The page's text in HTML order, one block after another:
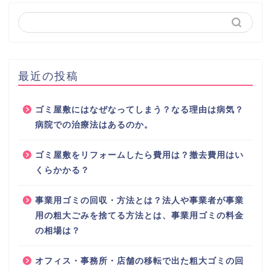
最近の投稿
ゴミ屋敷にはなぜなってしまう？なる理由は病気？
病院での治療法はあるのか。
ゴミ屋敷をリフォームしたら費用は？撤去費用はい
くらかかる？
事業用ゴミの回収・方法とは？法人や事業者が事業
用の粗大ごみを捨てる方法とは、事業用ゴミの料金
の相場は？
オフィス・事務所・店舗の移転で出た粗大ゴミの回